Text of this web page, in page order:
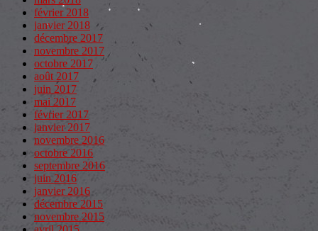
février 2018
janvier 2018
décembre 2017
novembre 2017
octobre 2017
août 2017
juin 2017
mai 2017
février 2017
janvier 2017
novembre 2016
octobre 2016
septembre 2016
juin 2016
janvier 2016
décembre 2015
novembre 2015